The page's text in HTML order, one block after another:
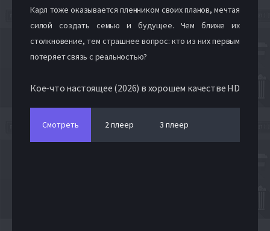
Карл тоже оказывается пленником своих планов, мечтая
силой создать семью и будущее. Чем ближе их
столкновение, тем страшнее вопрос: кто из них первым
потеряет связь с реальностью?
Кое-что настоящее (2026) в хорошем качестве HD
Смотреть 2 плеер 3 плеер